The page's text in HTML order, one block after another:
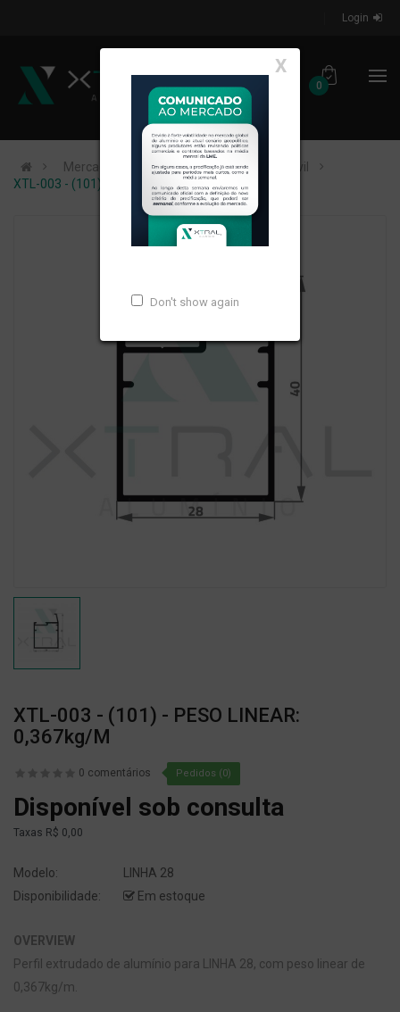
Login
0
X
Don't show again
Mercados de Atuação
Construção Civil
XTL-003 - (101) - PESO LINEAR: 0,367kg/m
XTL-003 - (101) - PESO LINEAR:
0,367kg/m
0 comentários Pedidos (0)
Disponível sob consulta
Taxas R$ 0,00
Modelo:
LINHA 28
Disponibilidade:
Em estoque
OVERVIEW
Perfil extrudado de alumínio para LINHA 28, com peso linear de
0,367kg/m.